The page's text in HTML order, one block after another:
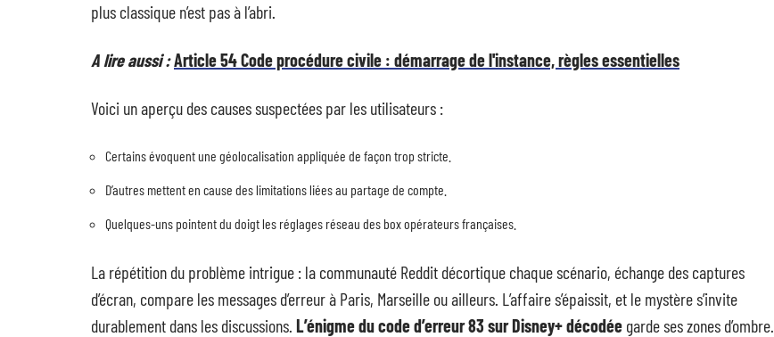
plus classique n’est pas à l’abri.
A lire aussi :Article 54 Code procédure civile : démarrage de l'instance, règles essentielles
Voici un aperçu des causes suspectées par les utilisateurs :
Certains évoquent une géolocalisation appliquée de façon trop stricte.
D’autres mettent en cause des limitations liées au partage de compte.
Quelques-uns pointent du doigt les réglages réseau des box opérateurs françaises.
La répétition du problème intrigue : la communauté Reddit décortique chaque scénario, échange des captures
d’écran, compare les messages d’erreur à Paris, Marseille ou ailleurs. L’affaire s’épaissit, et le mystère s’invite
durablement dans les discussions. L’énigme du code d’erreur 83 sur Disney+ décodée garde ses zones d’ombre.